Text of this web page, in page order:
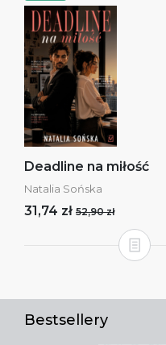
Deadline na miłość
Natalia Sońska
31,74 zł 52,90 zł
Bestsellery